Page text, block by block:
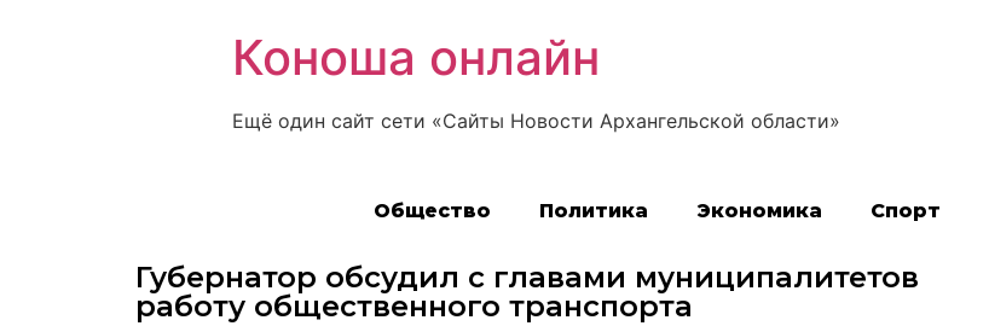
Коноша онлайн
Ещё один сайт сети «Сайты Новости Архангельской области»
Общество Политика Экономика Спорт
Губернатор обсудил с главами муниципалитетов
работу общественного транспорта